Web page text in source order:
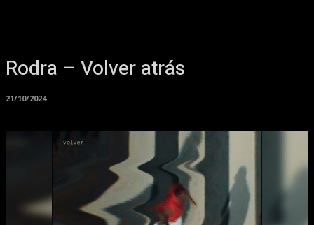
Rodra – Volver atrás
21/10/2024